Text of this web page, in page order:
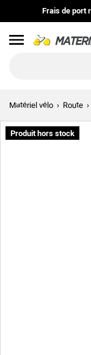
Frais de port
Matériel vélo Route
Produit hors stock